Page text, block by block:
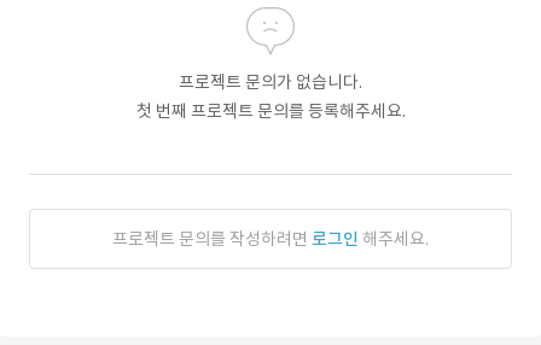
프로젝트 문의가 없습니다.
첫 번째 프로젝트 문의를 등록해주세요.
프로젝트 문의를 작성하려면 로그인 해주세요.